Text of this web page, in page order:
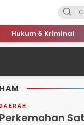
Hukum & Kriminal
DAERAH
Perkemahan